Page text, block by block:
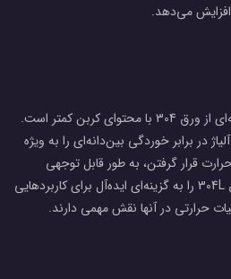
می‌دهد.
ورق استنلس استیل 304L، نسخه‌ای از ورق 304 با محتوای کربن کمتر است.
در برابر خوردگی بین‌دانه‌ای را به ویژه
قرار گرفتن، به طور قابل توجهی
افزایش می‌دهد. این ویژگی، ورق 304L را به گزینه‌ای ایده‌آل برای کاربردهایی
حرارتی در آنها نقش مهمی دارند.